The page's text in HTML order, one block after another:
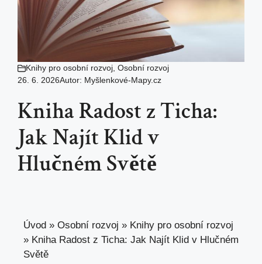
Knihy pro osobní rozvoj, Osobní rozvoj
26. 6. 2026Autor: Myšlenkové-Mapy.cz
Kniha Radost z Ticha:
Jak Najít Klid v
Hlučném Světě
Úvod » Osobní rozvoj » Knihy pro osobní rozvoj
» Kniha Radost z Ticha: Jak Najít Klid v Hlučném
Světě